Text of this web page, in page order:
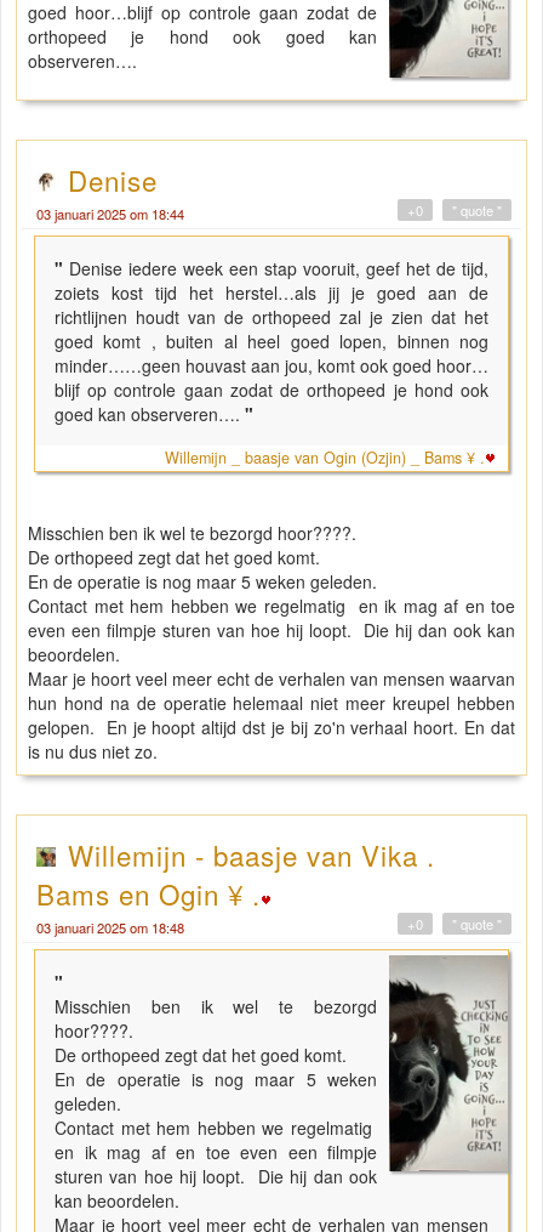
goed hoor…blijf op controle gaan zodat de
orthopeed je hond ook goed kan
observeren….
Denise
03 januari 2025 om 18:44 " quote "
+0
" Denise iedere week een stap vooruit, geef het de tijd,
zoiets kost tijd het herstel…als jij je goed aan de
richtlijnen houdt van de orthopeed zal je zien dat het
goed komt , buiten al heel goed lopen, binnen nog
minder……geen houvast aan jou, komt ook goed hoor…
blijf op controle gaan zodat de orthopeed je hond ook
goed kan observeren…. "
Willemijn _ baasje van Ogin (Ozjin) _ Bams ¥ .
Misschien ben ik wel te bezorgd hoor????.
De orthopeed zegt dat het goed komt.
En de operatie is nog maar 5 weken geleden.
Contact met hem hebben we regelmatig en ik mag af en toe
even een filmpje sturen van hoe hij loopt. Die hij dan ook kan
beoordelen.
Maar je hoort veel meer echt de verhalen van mensen waarvan
hun hond na de operatie helemaal niet meer kreupel hebben
gelopen. En je hoopt altijd dst je bij zo'n verhaal hoort. En dat
is nu dus niet zo.
Willemijn - baasje van Vika .
Bams en Ogin ¥ .
03 januari 2025 om 18:48 " quote "
+0
"
Misschien ben ik wel te bezorgd
hoor????.
De orthopeed zegt dat het goed komt.
En de operatie is nog maar 5 weken
geleden.
Contact met hem hebben we regelmatig
en ik mag af en toe even een filmpje
sturen van hoe hij loopt. Die hij dan ook
kan beoordelen.
Maar je hoort veel meer echt de verhalen van mensen